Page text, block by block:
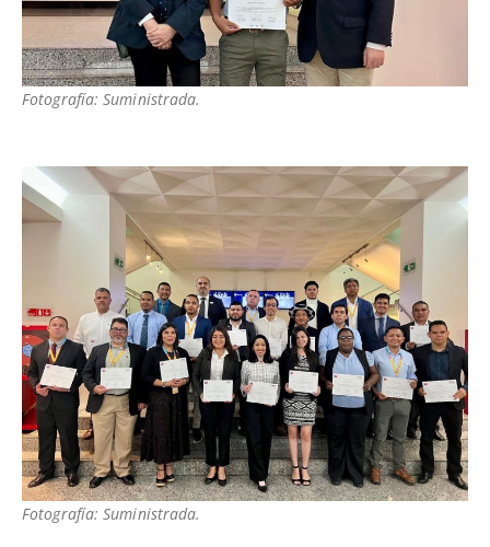
Fotografía: Suministrada.
Fotografía: Suministrada.